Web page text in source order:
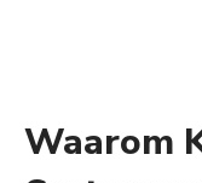
Waarom